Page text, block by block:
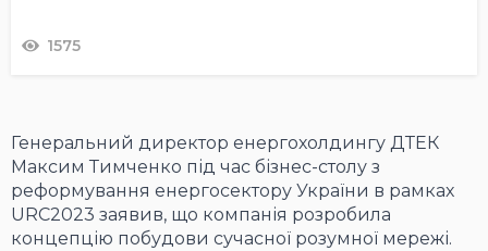
1575
Генеральний директор енергохолдингу ДТЕК
Максим Тимченко під час бізнес-столу з
реформування енергосектору України в рамках
URC2023 заявив, що компанія розробила
концепцію побудови сучасної розумної мережі.